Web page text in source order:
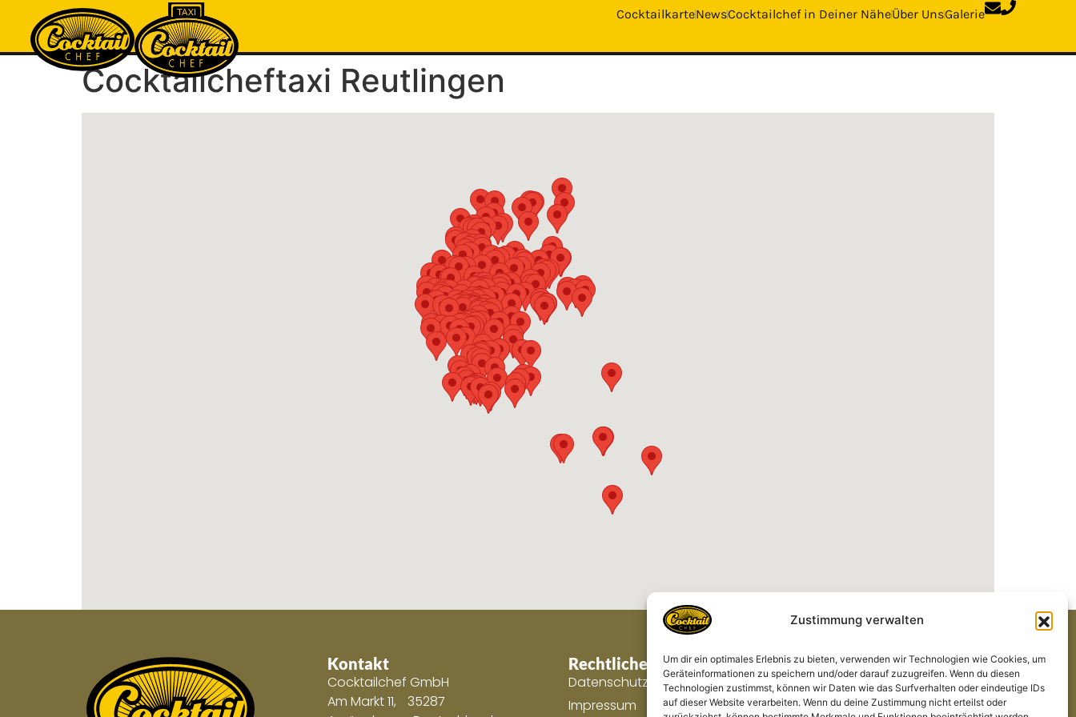
Zustimmung verwalten
Um dir ein optimales Erlebnis zu bieten, verwenden wir Technologien wie Cookies, um
Geräteinformationen zu speichern und/oder darauf zuzugreifen. Wenn du diesen
Technologien zustimmst, können wir Daten wie das Surfverhalten oder eindeutige IDs
auf dieser Website verarbeiten. Wenn du deine Zustimmung nicht erteilst oder
CocktailkarteNewsCocktailchef in Deiner NäheÜber UnsGalerie
Cocktailcheftaxi Reutlingen
Kontakt
Cocktailchef GmbH
Am Markt 11, 35287
Rechtliches
Datenschutzerklärung
Impressum
Alle Links
Cocktailkarte
News